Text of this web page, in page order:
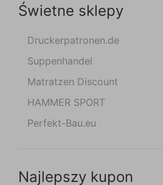
Świetne sklepy
Druckerpatronen.de
Suppenhandel
Matratzen Discount
HAMMER SPORT
Perfekt-Bau.eu
Najlepszy kupon